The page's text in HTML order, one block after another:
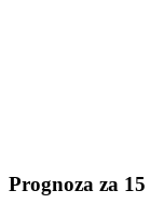
Prognoza za 15